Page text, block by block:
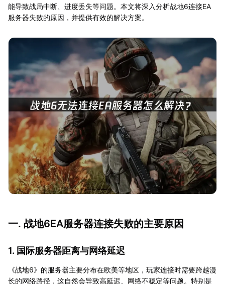
能导致战局中断、进度丢失等问题。本文将深入分析战地6连接EA
服务器失败的原因，并提供有效的解决方案。
一. 战地6EA服务器连接失败的主要原因
1. 国际服务器距离与网络延迟
《战地6》的服务器主要分布在欧美等地区，玩家连接时需要跨越漫
长的网络路径，这自然会导致高延迟、网络不稳定等问题。特别是